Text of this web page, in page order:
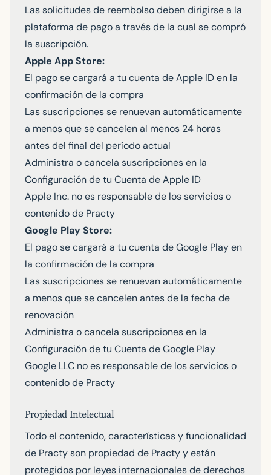
Las solicitudes de reembolso deben dirigirse a la
plataforma de pago a través de la cual se compró
la suscripción.
Apple App Store:
El pago se cargará a tu cuenta de Apple ID en la
confirmación de la compra
Las suscripciones se renuevan automáticamente
a menos que se cancelen al menos 24 horas
antes del final del período actual
Administra o cancela suscripciones en la
Configuración de tu Cuenta de Apple ID
Apple Inc. no es responsable de los servicios o
contenido de Practy
Google Play Store:
El pago se cargará a tu cuenta de Google Play en
la confirmación de la compra
Las suscripciones se renuevan automáticamente
a menos que se cancelen antes de la fecha de
renovación
Administra o cancela suscripciones en la
Configuración de tu Cuenta de Google Play
Google LLC no es responsable de los servicios o
contenido de Practy
Propiedad Intelectual
Todo el contenido, características y funcionalidad
de Practy son propiedad de Practy y están
protegidos por leyes internacionales de derechos